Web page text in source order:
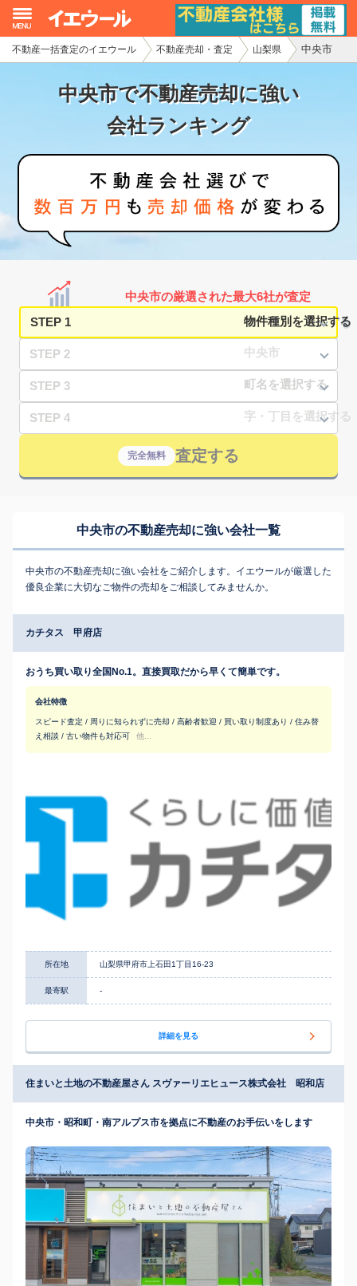
不動産一括査定のイエウール 不動産売却・査定 山梨県 中央市
中央市で不動産売却に強い
会社ランキング
中央市の厳選された最大6社が査定
STEP 1
STEP 2
STEP 3
STEP 4
完全無料 査定する
中央市の不動産売却に強い会社一覧
中央市の不動産売却に強い会社をご紹介します。イエウールが厳選した
優良企業に大切なご物件の売却をご相談してみませんか。
カチタス 甲府店
おうち買い取り全国No.1。直接買取だから早くて簡単です。
会社特徴
スピード査定 / 周りに知られずに売却 / 高齢者歓迎 / 買い取り制度あり / 住み替
え相談 / 古い物件も対応可
他...
所在地 山梨県甲府市上石田1丁目16-23
最寄駅 -
詳細を見る
住まいと土地の不動産屋さん スヴァーリエヒュース株式会社 昭和店
中央市・昭和町・南アルプス市を拠点に不動産のお手伝いをします
イエウール加盟希望の不動産会社様
初めての方へ
不動産の売却・一括査定
家査定シミュレーター
お問い合わせ